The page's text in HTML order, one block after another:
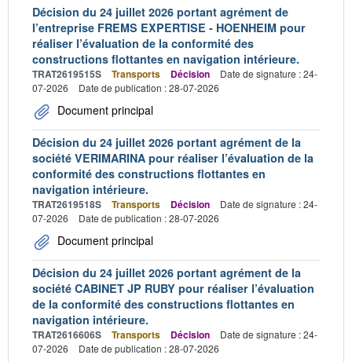
Décision du 24 juillet 2026 portant agrément de
l’entreprise FREMS EXPERTISE - HOENHEIM pour
réaliser l’évaluation de la conformité des
constructions flottantes en navigation intérieure.
TRAT2619515S Transports Décision
Date de signature : 24-
07-2026
Date de publication : 28-07-2026
Document principal
Décision du 24 juillet 2026 portant agrément de la
société VERIMARINA pour réaliser l’évaluation de la
conformité des constructions flottantes en
navigation intérieure.
TRAT2619518S Transports Décision
Date de signature : 24-
07-2026
Date de publication : 28-07-2026
Document principal
Décision du 24 juillet 2026 portant agrément de la
société CABINET JP RUBY pour réaliser l’évaluation
de la conformité des constructions flottantes en
navigation intérieure.
TRAT2616606S Transports Décision
Date de signature : 24-
07-2026
Date de publication : 28-07-2026